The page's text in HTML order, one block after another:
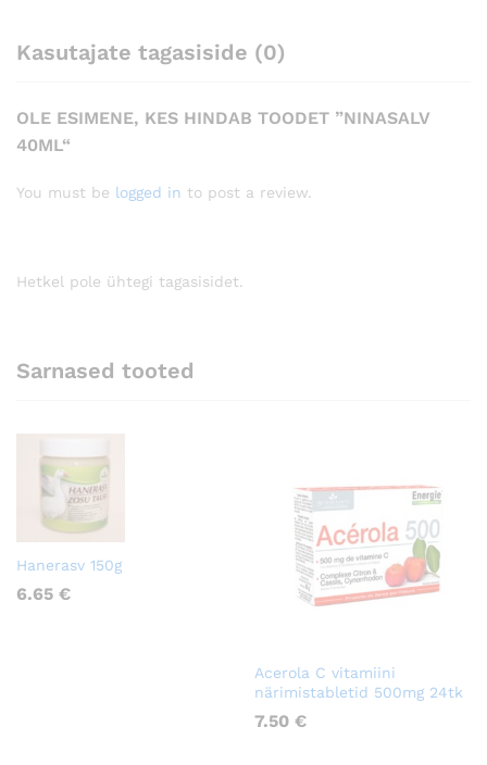
Kasutajate tagasiside (0)
OLE ESIMENE, KES HINDAB TOODET ”NINASALV
40ML“
You must be logged in to post a review.
Hetkel pole ühtegi tagasisidet.
Sarnased tooted
Hanerasv 150g
6.65 €
Acerola C vitamiini
närimistabletid 500mg 24tk
7.50 €